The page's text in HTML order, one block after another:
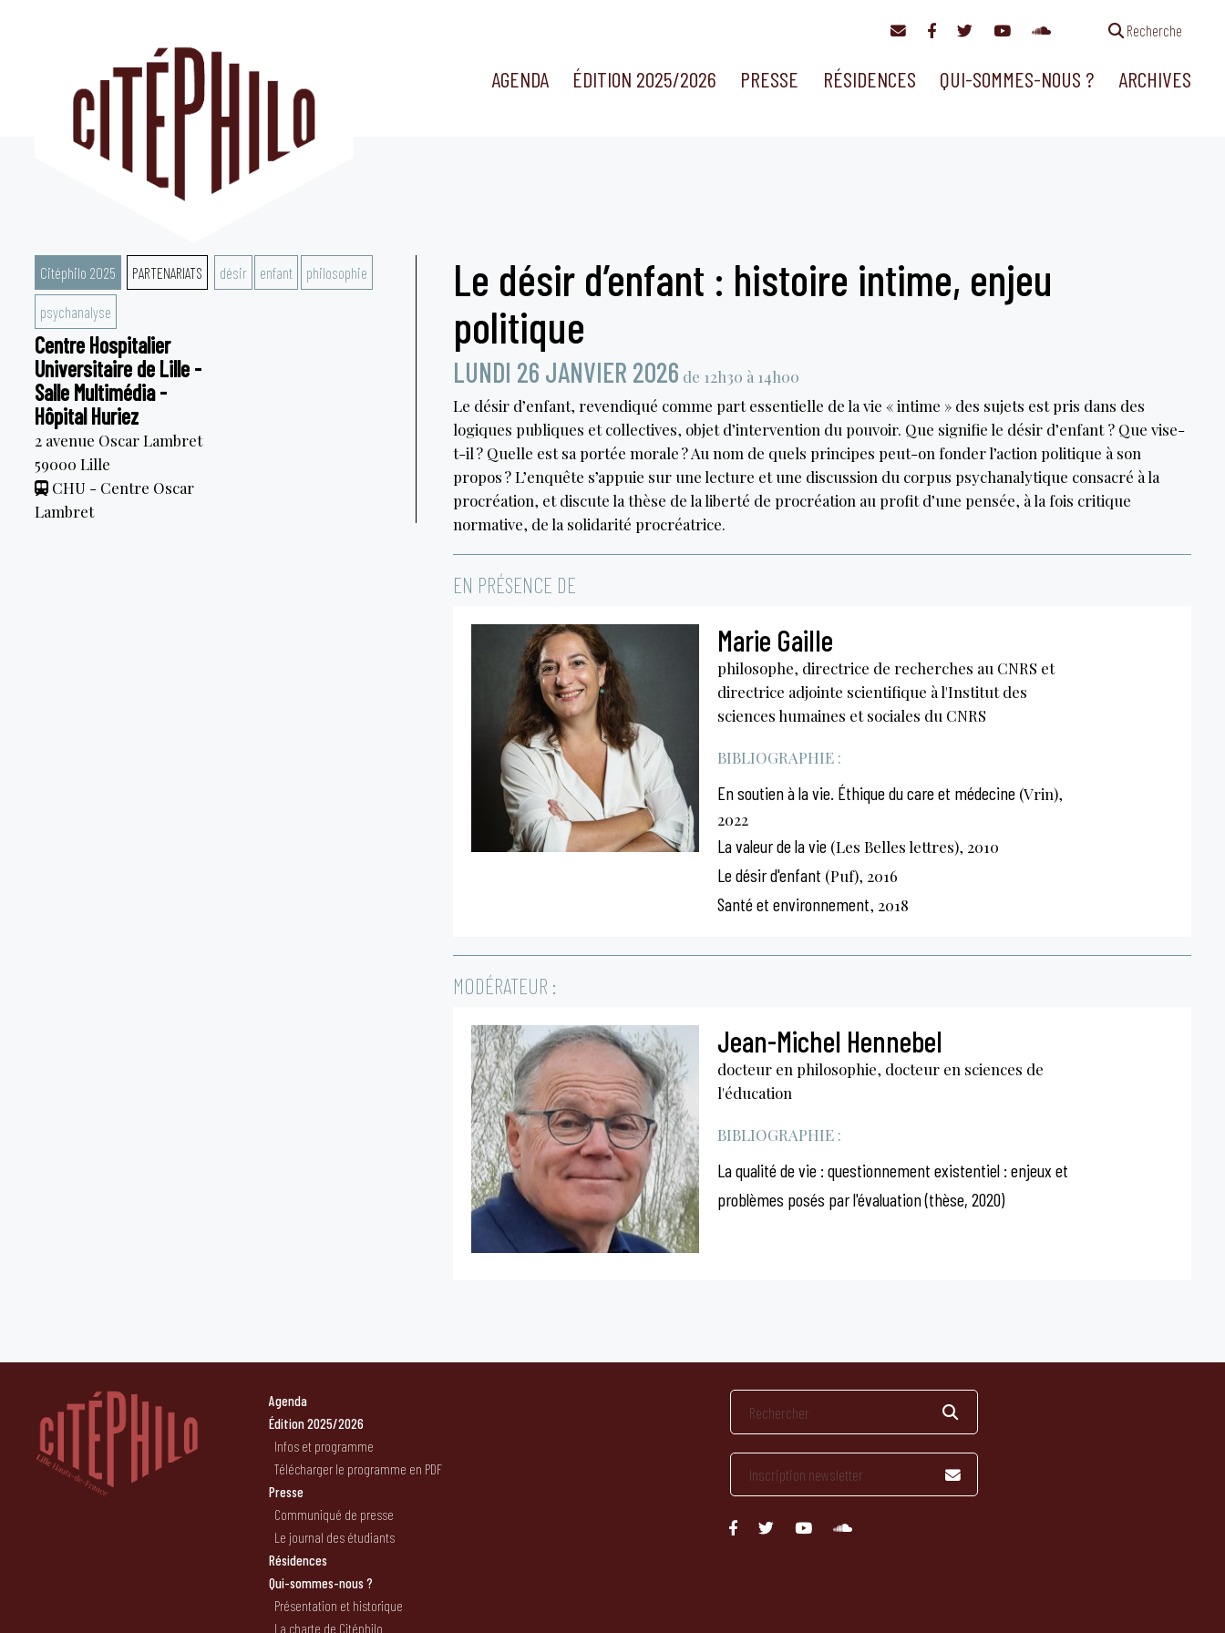
Recherche
AGENDA ÉDITION 2025/2026 PRESSE RÉSIDENCES QUI-SOMMES-NOUS ? ARCHIVES
Citéphilo 2025 PARTENARIATS désir enfant philosophie
psychanalyse
Centre Hospitalier
Universitaire de Lille -
Salle Multimédia -
Hôpital Huriez
2 avenue Oscar Lambret
59000 Lille
CHU - Centre Oscar
Lambret
Le désir d’enfant : histoire intime, enjeu
politique
LUNDI 26 JANVIER 2026 de 12h30 à 14h00
Le désir d’enfant, revendiqué comme part essentielle de la vie « intime » des sujets est pris dans des
logiques publiques et collectives, objet d’intervention du pouvoir. Que signifie le désir d’enfant ? Que vise-
t-il ? Quelle est sa portée morale ? Au nom de quels principes peut-on fonder l’action politique à son
propos ? L’enquête s’appuie sur une lecture et une discussion du corpus psychanalytique consacré à la
procréation, et discute la thèse de la liberté de procréation au profit d’une pensée, à la fois critique
normative, de la solidarité procréatrice.
EN PRÉSENCE DE
Marie Gaille
philosophe, directrice de recherches au CNRS et
directrice adjointe scientifique à l'Institut des
sciences humaines et sociales du CNRS
BIBLIOGRAPHIE :
En soutien à la vie. Éthique du care et médecine(Vrin),
2022
La valeur de la vie(Les Belles lettres), 2010
Le désir d'enfant (Puf), 2016
Santé et environnement, 2018
MODÉRATEUR :
Jean-Michel Hennebel
docteur en philosophie, docteur en sciences de
l'éducation
BIBLIOGRAPHIE :
La qualité de vie : questionnement existentiel : enjeux et
problèmes posés par l'évaluation (thèse, 2020)
Agenda
Édition 2025/2026
Infos et programme
Télécharger le programme en PDF
Presse
Communiqué de presse
Le journal des étudiants
Résidences
Qui-sommes-nous ?
Présentation et historique
La charte de Citéphilo